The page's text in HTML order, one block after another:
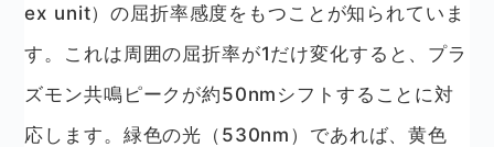
ex unit）の屈折率感度をもつことが知られていま
す。これは周囲の屈折率が1だけ変化すると、プラ
ズモン共鳴ピークが約50nmシフトすることに対
応します。緑色の光（530nm）であれば、黄色